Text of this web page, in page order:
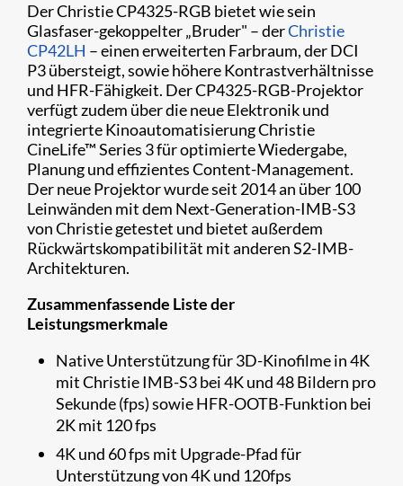
Der Christie CP4325-RGB bietet wie sein
Glasfaser-gekoppelter „Bruder" – derChristie
CP42LH – einen erweiterten Farbraum, der DCI
P3 übersteigt, sowie höhere Kontrastverhältnisse
und HFR-Fähigkeit. Der CP4325-RGB-Projektor
verfügt zudem über die neue Elektronik und
integrierte Kinoautomatisierung Christie
CineLife™ Series 3 für optimierte Wiedergabe,
Planung und effizientes Content-Management.
Der neue Projektor wurde seit 2014 an über 100
Leinwänden mit dem Next-Generation-IMB-S3
von Christie getestet und bietet außerdem
Rückwärtskompatibilität mit anderen S2-IMB-
Architekturen.
Zusammenfassende Liste der
Leistungsmerkmale
Native Unterstützung für 3D-Kinofilme in 4K
mit Christie IMB-S3 bei 4K und 48 Bildern pro
Sekunde (fps) sowie HFR-OOTB-Funktion bei
2K mit 120 fps
4K und 60 fps mit Upgrade-Pfad für
Unterstützung von 4K und 120fps